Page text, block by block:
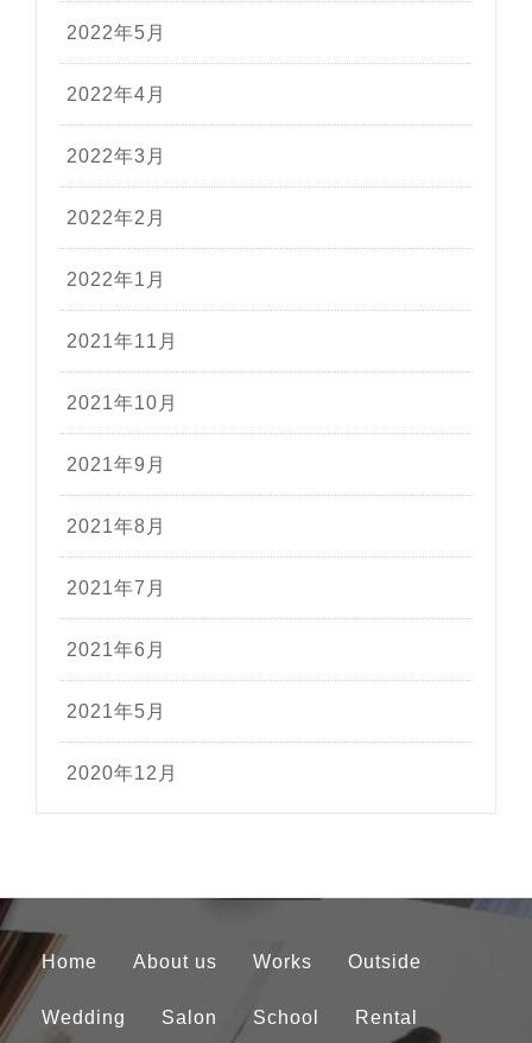
2022年5月
2022年4月
2022年3月
2022年2月
2022年1月
2021年11月
2021年10月
2021年9月
2021年8月
2021年7月
2021年6月
2021年5月
2020年12月
Home About us Works Outside
Wedding Salon School Rental